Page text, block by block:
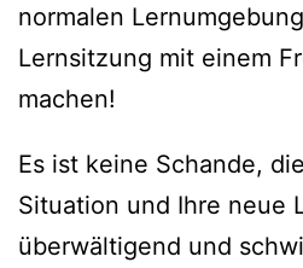
normalen
Lernsitzung mit einem
machen!
Es ist keine Schande,
Situation und Ihre neue
überwältigend und